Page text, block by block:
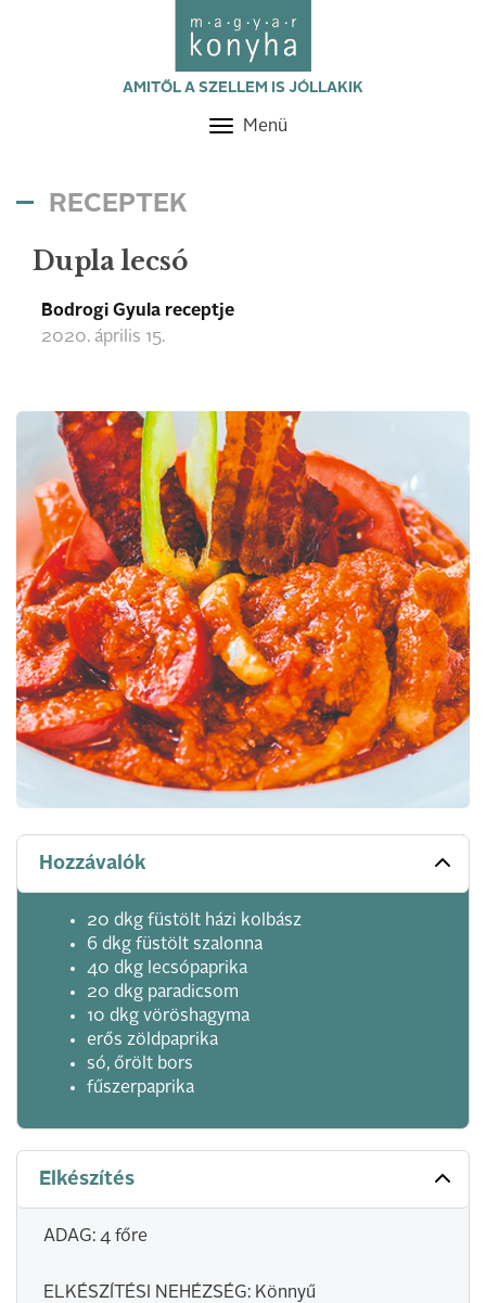
AMITŐL A SZELLEM IS JÓLLAKIK
Toggle
Menü
RECEPTEK
Dupla lecsó
Bodrogi Gyula receptje
2020. április 15.
Hozzávalók
20 dkg füstölt házi kolbász
6 dkg füstölt szalonna
40 dkg lecsópaprika
20 dkg paradicsom
10 dkg vöröshagyma
erős zöldpaprika
só, őrölt bors
fűszerpaprika
Elkészítés
ADAG: 4 főre
ELKÉSZÍTÉSI NEHÉZSÉG: Könnyű